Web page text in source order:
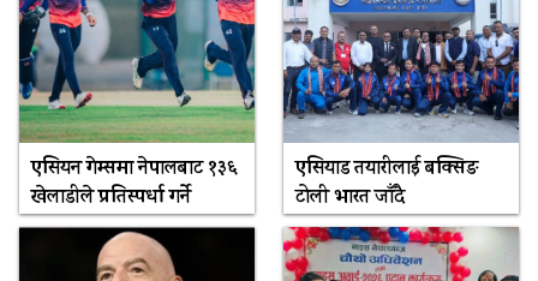
एसियन गेम्समा नेपालबाट १३६
खेलाडीले प्रतिस्पर्धा गर्ने
एसियाड तयारीलाई बक्सिङ
टोली भारत जाँदै